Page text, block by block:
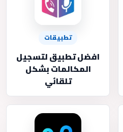
تطبيقات
افضل تطبيق لتسجيل
المكالمات بشكل
تلقائي